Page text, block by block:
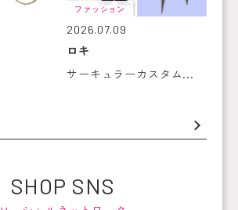
ファッション
2026.07.09
ロキ
サーキュラーカスタム...
SHOP SNS